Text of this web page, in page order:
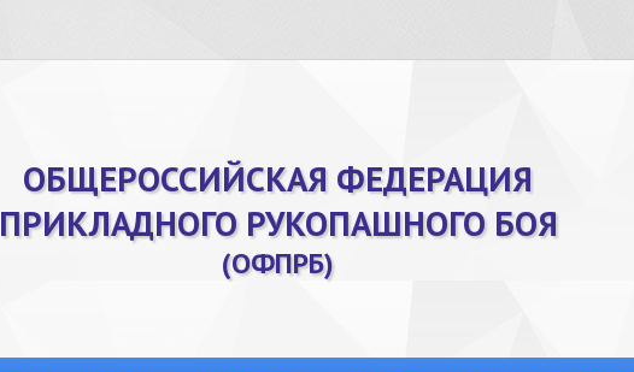
ОБЩЕРОССИЙСКАЯ ФЕДЕРАЦИЯ
ПРИКЛАДНОГО РУКОПАШНОГО БОЯ
(ОФПРБ)